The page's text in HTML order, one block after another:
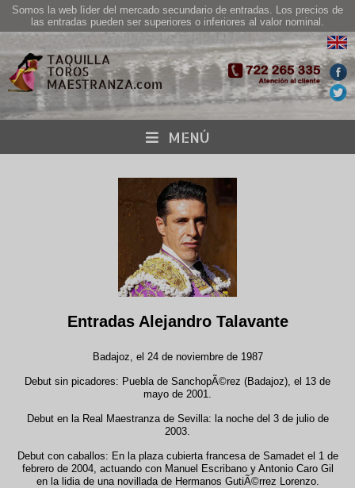
Somos la web lìder del mercado secundario de entradas. Los precios de
las entradas pueden ser superiores o inferiores al valor nominal.
MENÚ
Entradas Alejandro Talavante
Badajoz, el 24 de noviembre de 1987
Debut sin picadores: Puebla de SanchopÃ©rez (Badajoz), el 13 de
mayo de 2001.
Debut en la Real Maestranza de Sevilla: la noche del 3 de julio de
2003.
Debut con caballos: En la plaza cubierta francesa de Samadet el 1 de
febrero de 2004, actuando con Manuel Escribano y Antonio Caro Gil
en la lidia de una novillada de Hermanos GutiÃ©rrez Lorenzo.